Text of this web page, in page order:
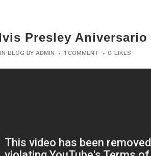
Presley Aniversario
INBLOG BYADMIN 1 COMMENT 0 LIKES